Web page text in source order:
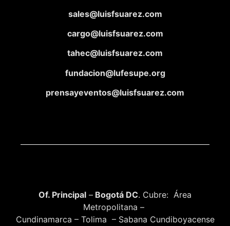
sales@luisfsuarez.com
cargo@luisfsuarez.com
tahec@luisfsuarez.com
fundacion@lufesupe.org
prensayeventos@luisfsuarez.com
Of. Principal – Bogotá DC. Cubre: Área
Metropolitana –
Cundinamarca – Tolima – Sabana Cundiboyacense